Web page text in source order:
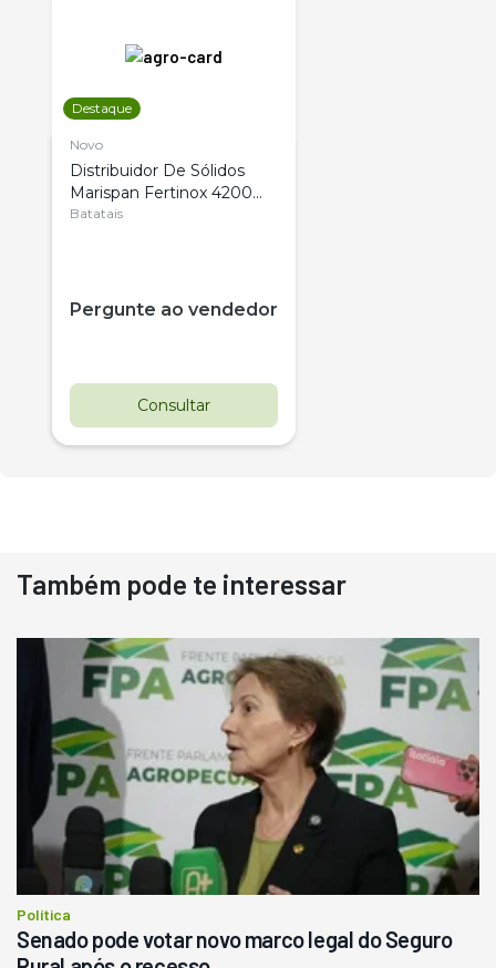
Destaque
Novo
Distribuidor De Sólidos
Marispan Fertinox 4200
Citrus
Batatais
Pergunte ao vendedor
Consultar
Destaque
Usado
Pá Carregadeira Cat 966
Ano 1987
Londrina
R$ 145.000
Consultar
Também pode te interessar
Política
Senado pode votar novo marco legal do Seguro